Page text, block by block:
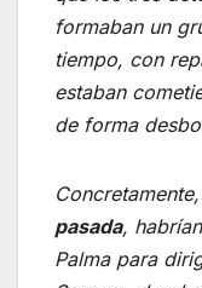
formaban un
tiempo, con
estaban
de forma
Concretamente,
pasada,
Palma para